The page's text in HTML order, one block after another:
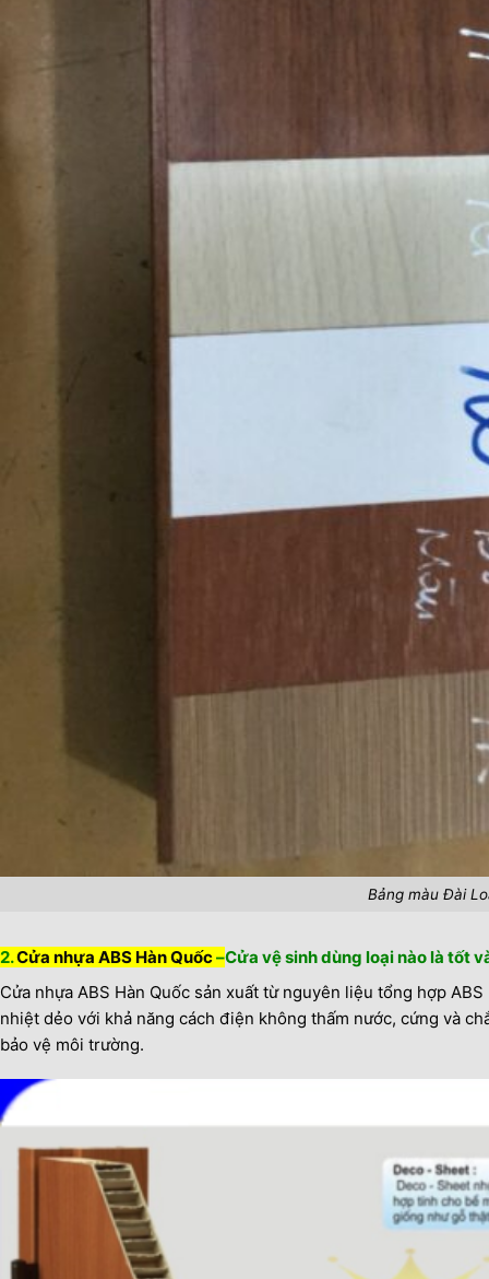
Bảng màu Đài
2.Cửa nhựa ABS Hàn Quốc–Cửa vệ sinh dùng loại nào là tốt
Cửa nhựa ABS Hàn Quốc sản xuất từ nguyên liệu tổng hợp
nhiệt dẻo với khả năng cách điện không thấm nước, cứng và
bảo vệ môi trường.